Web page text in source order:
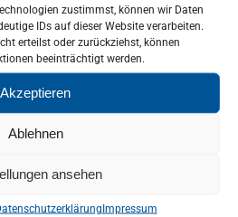
zustimmst, können wir Daten
IDs auf dieser Website verarbeiten.
erteilst oder zurückziehst, können
beeinträchtigt werden.
Akzeptieren
Ablehnen
ansehen
Impressum
09:00 – 12:00 Uhr
09:00 – 12.00 Uhr
13:00 – 18:00 Uhr
13:00 – 17:00 Uhr